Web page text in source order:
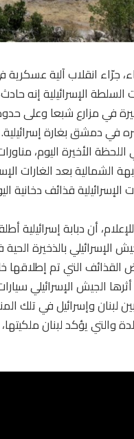
جرّاء انقلاب آلية عسكرية
السلطة الإسرائيلية إنه
في مزارع شبعا وعلى
في دمشق بغارة إسرائيلية.
الأخيرة اليوم،
الشمالية بعد الغارات
قذائف دخانية
الإسرائيلي بالذخيرة
التي تم إطلاقها
الجيش الإسرائيلي
والتي يؤكد لبنان